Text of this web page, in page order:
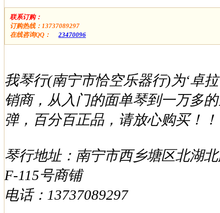
联系订购：
订购热线：13737089297
在线咨询QQ：
23470096
我琴行(南宁市恰空乐器行)为‘卓
销商，从入门的面单琴到一万多
弹，百分百正品，请放心购买！
琴行地址：南宁市西乡塘区北湖
F-115号商铺
电话：13737089297